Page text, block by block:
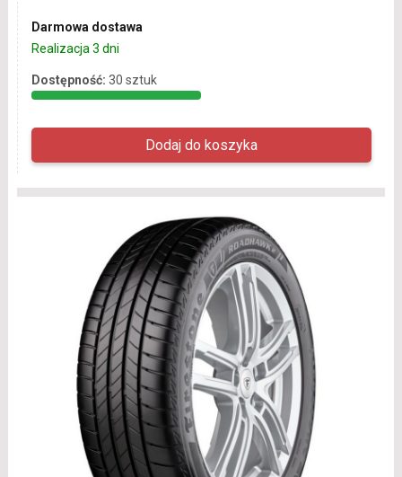
Darmowa dostawa
Realizacja 3 dni
Dostępność: 30 sztuk